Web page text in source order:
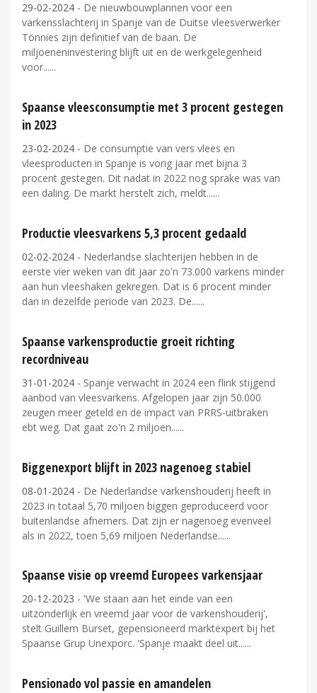
29-02-2024 - De nieuwbouwplannen voor een
varkensslachterij in Spanje van de Duitse vleesverwerker
Tönnies zijn definitief van de baan. De
miljoeneninvestering blijft uit en de werkgelegenheid
voor...
Spaanse vleesconsumptie met 3 procent gestegen
in 2023
23-02-2024 - De consumptie van vers vlees en
vleesproducten in Spanje is vorig jaar met bijna 3
procent gestegen. Dit nadat in 2022 nog sprake was van
een daling. De markt herstelt zich, meldt...
Productie vleesvarkens 5,3 procent gedaald
02-02-2024 - Nederlandse slachterijen hebben in de
eerste vier weken van dit jaar zo'n 73.000 varkens minder
aan hun vleeshaken gekregen. Dat is 6 procent minder
dan in dezelfde periode van 2023. De...
Spaanse varkensproductie groeit richting
recordniveau
31-01-2024 - Spanje verwacht in 2024 een flink stijgend
aanbod van vleesvarkens. Afgelopen jaar zijn 50.000
zeugen meer geteld en de impact van PRRS-uitbraken
ebt weg. Dat gaat zo'n 2 miljoen...
Biggenexport blijft in 2023 nagenoeg stabiel
08-01-2024 - De Nederlandse varkenshouderij heeft in
2023 in totaal 5,70 miljoen biggen geproduceerd voor
buitenlandse afnemers. Dat zijn er nagenoeg evenveel
als in 2022, toen 5,69 miljoen Nederlandse...
Spaanse visie op vreemd Europees varkensjaar
20-12-2023 - 'We staan aan het einde van een
uitzonderlijk en vreemd jaar voor de varkenshouderij',
stelt Guillem Burset, gepensioneerd marktexpert bij het
Spaanse Grup Unexporc. 'Spanje maakt deel uit...
Pensionado vol passie en amandelen